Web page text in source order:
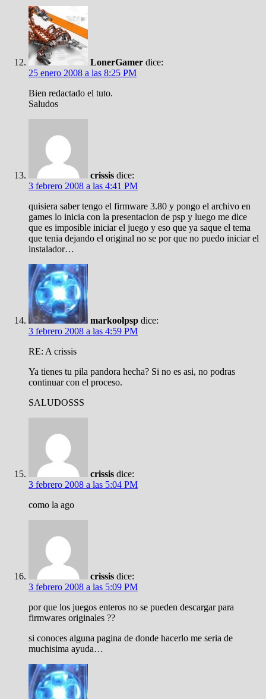
LonerGamer dice:
25 enero 2008 a las 8:25 PM
Bien redactado el tuto.
Saludos
crissis dice:
3 febrero 2008 a las 4:41 PM
quisiera saber tengo el firmware 3.80 y pongo el archivo en
games lo inicia con la presentacion de psp y luego me dice
que es imposible iniciar el juego y eso que ya saque el tema
que tenia dejando el original no se por que no puedo iniciar el
instalador…
markoolpsp dice:
3 febrero 2008 a las 4:59 PM
RE: A crissis
Ya tienes tu pila pandora hecha? Si no es asi, no podras
continuar con el proceso.
SALUDOSSS
crissis dice:
3 febrero 2008 a las 5:04 PM
como la ago
crissis dice:
3 febrero 2008 a las 5:09 PM
por que los juegos enteros no se pueden descargar para
firmwares originales ??
si conoces alguna pagina de donde hacerlo me seria de
muchisima ayuda…